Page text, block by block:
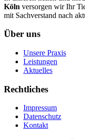
Köln versorgen wir Ihr
mit Sachverstand nach
Über uns
Unsere Praxis
Leistungen
Aktuelles
Rechtliches
Impressum
Datenschutz
Kontakt